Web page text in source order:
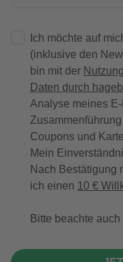
Ich möchte auf
(inklusive den
bin mit der
Daten durch
Analyse meines
Coupons und
Mein
Nach Bestätigung
ich einen 10 €
Bitte beachte auch